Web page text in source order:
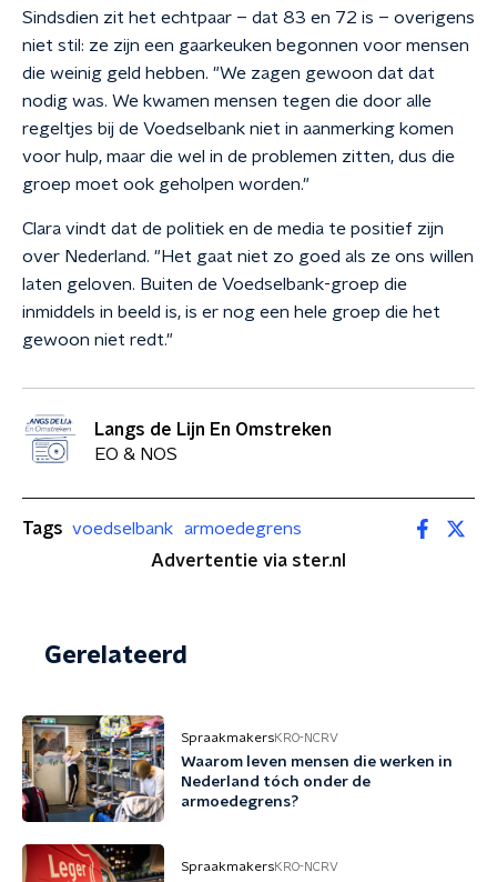
Sindsdien zit het echtpaar – dat 83 en 72 is – overigens
niet stil: ze zijn een gaarkeuken begonnen voor mensen
die weinig geld hebben. "We zagen gewoon dat dat
nodig was. We kwamen mensen tegen die door alle
regeltjes bij de Voedselbank niet in aanmerking komen
voor hulp, maar die wel in de problemen zitten, dus die
groep moet ook geholpen worden."
Clara vindt dat de politiek en de media te positief zijn
over Nederland. "Het gaat niet zo goed als ze ons willen
laten geloven. Buiten de Voedselbank-groep die
inmiddels in beeld is, is er nog een hele groep die het
gewoon niet redt."
Langs de Lijn En Omstreken
EO & NOS
Tags voedselbank
armoedegrens
Advertentie via ster.nl
Gerelateerd
SpraakmakersKRO-NCRV
Waarom leven mensen die werken in
Nederland tóch onder de
armoedegrens?
SpraakmakersKRO-NCRV